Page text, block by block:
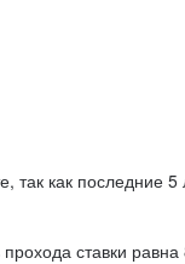
как последние 5
ставки равна